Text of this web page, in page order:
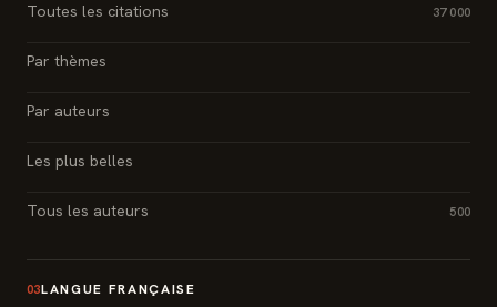
Toutes les citations 37 000
Par thèmes
Par auteurs
Les plus belles
Tous les auteurs 500
03LANGUE FRANÇAISE